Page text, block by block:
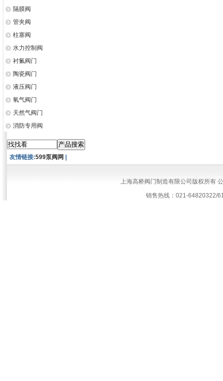
隔膜阀
管夹阀
柱塞阀
水力控制阀
衬氟阀门
陶瓷阀门
液压阀门
氧气阀门
天然气阀门
消防专用阀
友情链接:599泵阀网
上海高桥阀门制造有限公司版权所有
销售热线：021-64820322/